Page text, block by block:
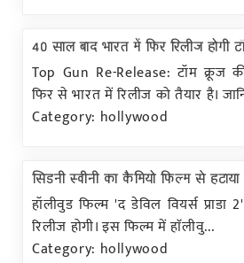
40 साल बाद भारत में फिर रिलीज होगी
Top Gun Re-Release: टॉम क्रूज
फिर से भारत में रिलीज को तैयार है।
Category: hollywood
सिडनी स्वीनी का कैमियो फिल्म से
हॉलीवुड फिल्म 'द डेविल वियर्स प्राडा
रिलीज होगी। इस फिल्म में हाॅलीवु...
Category: hollywood